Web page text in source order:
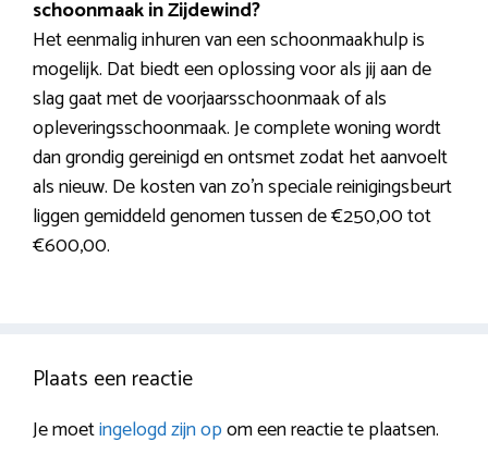
schoonmaak in Zijdewind?
Het eenmalig inhuren van een schoonmaakhulp is
mogelijk. Dat biedt een oplossing voor als jij aan de
slag gaat met de voorjaarsschoonmaak of als
opleveringsschoonmaak. Je complete woning wordt
dan grondig gereinigd en ontsmet zodat het aanvoelt
als nieuw. De kosten van zo’n speciale reinigingsbeurt
liggen gemiddeld genomen tussen de €250,00 tot
€600,00.
Plaats een reactie
Je moetingelogd zijn opom een reactie te plaatsen.